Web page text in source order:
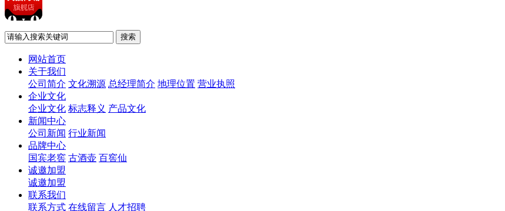
网站首页
关于我们
公司简介 文化溯源 总经理简介 地理位置 营业执照
企业文化
企业文化 标志释义 产品文化
新闻中心
公司新闻 行业新闻
品牌中心
国宾老窖 古酒壶 百窖仙
诚邀加盟
诚邀加盟
联系我们
联系方式 在线留言 人才招聘